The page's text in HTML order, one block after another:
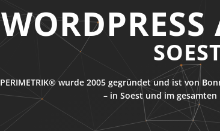
PERIMETRIK® wurde 2005 gegründet und ist von
– in Soest und im gesamten